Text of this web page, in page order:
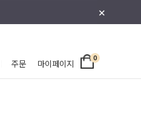
×
주문 마이페이지
0